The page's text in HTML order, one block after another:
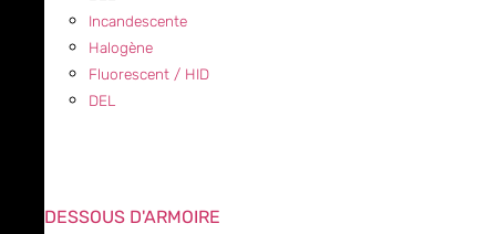
Incandescente
Halogène
Fluorescent / HID
DEL
DESSOUS D'ARMOIRE